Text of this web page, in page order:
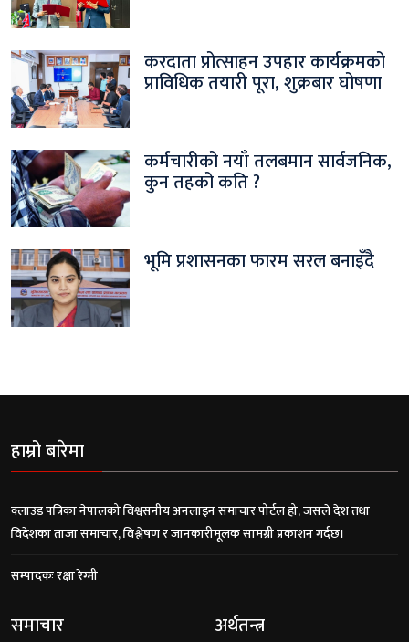
करदाता प्रोत्साहन उपहार कार्यक्रमको
प्राविधिक तयारी पूरा, शुक्रबार घोषणा
कर्मचारीको नयाँ तलबमान सार्वजनिक,
कुन तहको कति ?
भूमि प्रशासनका फारम सरल बनाइँदै
हाम्रो बारेमा
क्लाउड पत्रिका नेपालको विश्वसनीय अनलाइन समाचार पोर्टल हो, जसले देश तथा
विदेशका ताजा समाचार, विश्लेषण र जानकारीमूलक सामग्री प्रकाशन गर्दछ।
सम्पादकः रक्षा रेग्मी
समाचार अर्थतन्त्र